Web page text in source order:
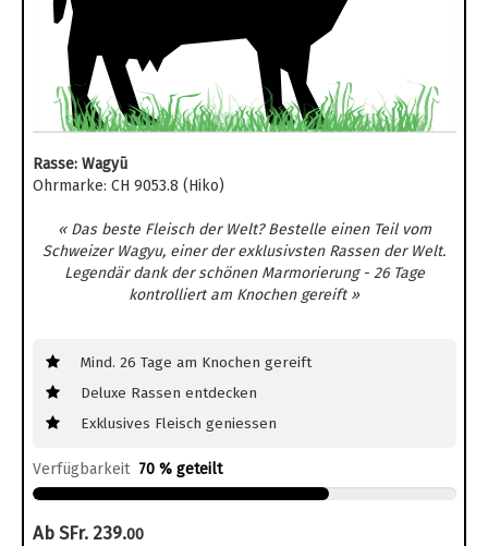
Rasse: Wagyū
Ohrmarke: CH 9053.8 (Hiko)
« Das beste Fleisch der Welt? Bestelle einen Teil vom
Schweizer Wagyu, einer der exklusivsten Rassen der Welt.
Legendär dank der schönen Marmorierung - 26 Tage
kontrolliert am Knochen gereift »
Mind. 26 Tage am Knochen gereift
Deluxe Rassen entdecken
Exklusives Fleisch geniessen
Verfügbarkeit 70 % geteilt
Ab SFr. 239.00